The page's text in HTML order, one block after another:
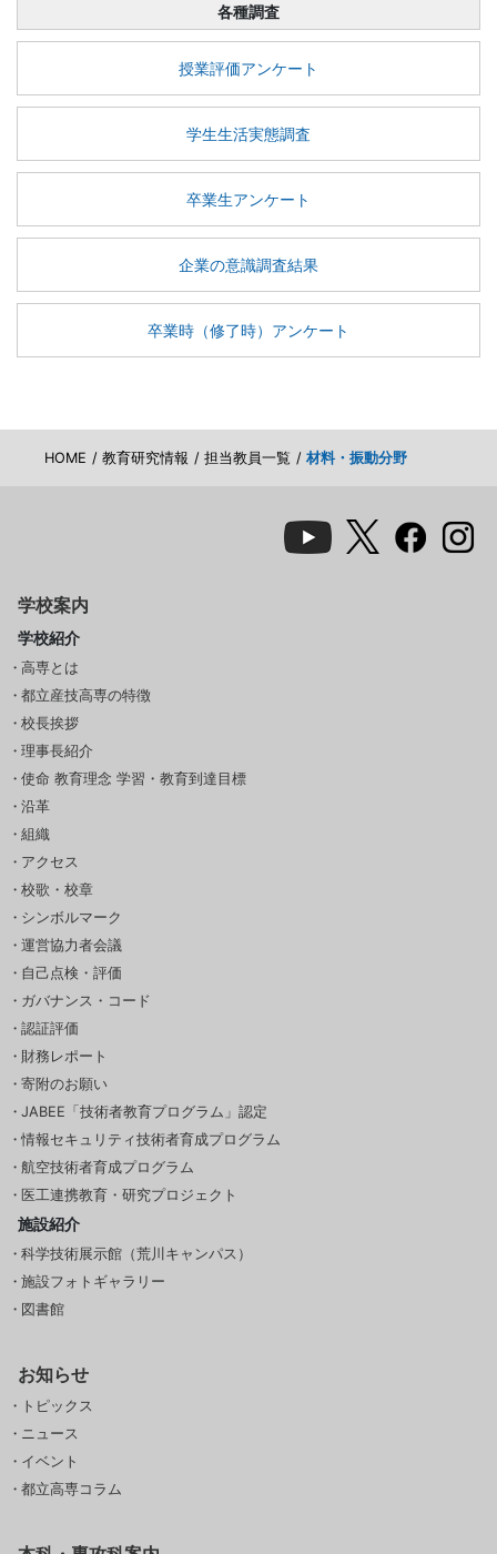
各種調査
授業評価アンケート
学生生活実態調査
卒業生アンケート
企業の意識調査結果
卒業時（修了時）アンケート
HOME 教育研究情報 担当教員一覧 材料・振動分野
学校案内
学校紹介
高専とは
都立産技高専の特徴
校長挨拶
理事長紹介
使命 教育理念 学習・教育到達目標
沿革
組織
アクセス
校歌・校章
シンボルマーク
運営協力者会議
自己点検・評価
ガバナンス・コード
認証評価
財務レポート
寄附のお願い
JABEE「技術者教育プログラム」認定
情報セキュリティ技術者育成プログラム
航空技術者育成プログラム
医工連携教育・研究プロジェクト
施設紹介
科学技術展示館（荒川キャンパス）
施設フォトギャラリー
図書館
お知らせ
トピックス
ニュース
イベント
都立高専コラム